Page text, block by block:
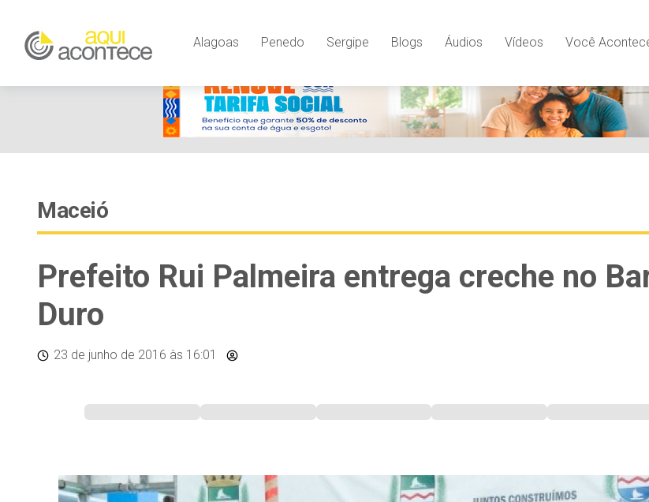
Alagoas Penedo Sergipe Blogs Áudios Vídeos Você
Maceió
Prefeito Rui Palmeira entrega creche no
Duro
23 de junho de 2016 às 16:01